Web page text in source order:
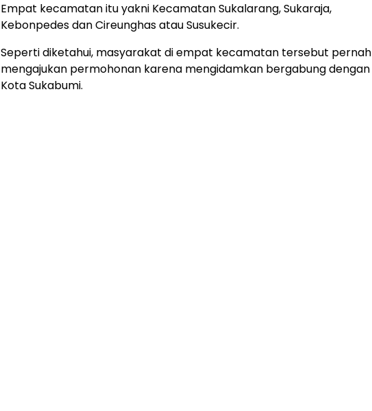
Empat kecamatan itu yakni Kecamatan Sukalarang, Sukaraja,
Kebonpedes dan Cireunghas atau Susukecir.
Seperti diketahui, masyarakat di empat kecamatan tersebut pernah
mengajukan permohonan karena mengidamkan bergabung dengan
Kota Sukabumi.